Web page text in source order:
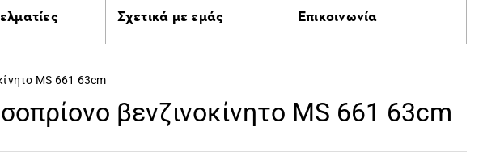
Σχετικά με εμάς Επικοινωνία
MS 661 63cm
βενζινοκίνητο MS 661 63cm